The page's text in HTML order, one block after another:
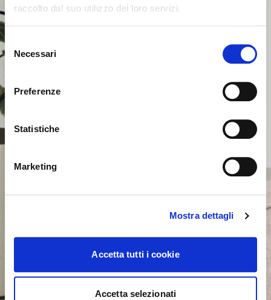
raccolto dal suo utilizzo dei loro servizi.
Selezione
delNecessari
Preferenze
Statistiche
Marketing
Mostra dettagli
Accetta tutti i cookie
Accetta selezionati
depuis un autre pays
Vous consultez actuellement le site Calligaris pour
France. Souhaitez-vous passer au site en États-Unis ?
Erreur de Connexion Fermer
pas que le mot de passe est sensible à la casse.